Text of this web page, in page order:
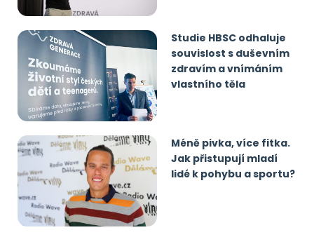
Studie HBSC odhaluje
souvislost s duševním
zdravím a vnímáním
vlastního těla
Méně pivka, více fitka.
Jak přistupují mladí
lidé k pohybu a sportu?